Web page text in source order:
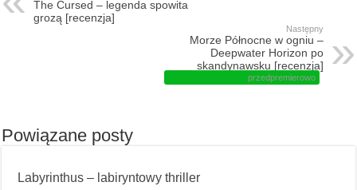
The Cursed – legenda spowita
grozą [recenzja]
Następny
Morze Północne w ogniu –
Deepwater Horizon po
skandynawsku [recenzja]
przedpremierowo
Powiązane posty
Labyrinthus – labiryntowy thriller